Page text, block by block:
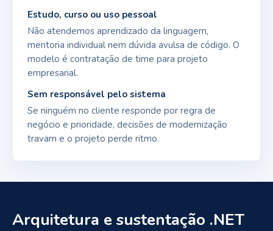
Estudo, curso ou uso pessoal
Não atendemos aprendizado da linguagem,
mentoria individual nem dúvida avulsa de código. O
modelo é contratação de time para projeto
empresarial.
Sem responsável pelo sistema
Se ninguém no cliente responde por regra de
negócio e prioridade, decisões de modernização
travam e o projeto perde ritmo.
Arquitetura e sustentação .NET